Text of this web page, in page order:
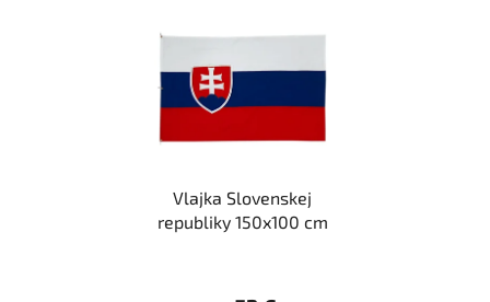
Vlajka Slovenskej
republiky 150x100 cm